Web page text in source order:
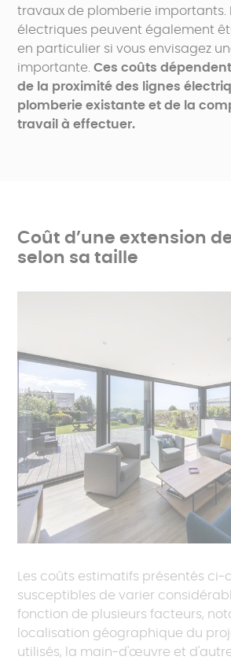
travaux de plomberie importants.
électriques peuvent également
en particulier si vous envisagez
importante.Ces coûts
de la proximité des lignes
plomberie existante et de la
travail à effectuer.
Coût d’une extension
selon sa taille
Les coûts estimatifs présentés ci-
susceptibles de varier
fonction de plusieurs facteurs,
localisation géographique du
utilisés, la main-d'œuvre et